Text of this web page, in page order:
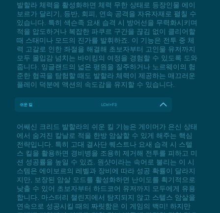
발할라 체력을 활성화하면 체력 무한 상태로 등장인물 에이
보르가 달리기, 등반, 회피, 연속 공격을 자유자재로 펼칠 수
있습니다. 특히 색슨족 요새 습격 시 방어선을 무력화시키며
적을 압도하거나 복잡한 파쿠르 구간을 끊김 없이 클리어할
때 스태미나 모드의 진가를 발휘하죠. 이 기능은 전투 중 체
력 고갈로 인한 좌절을 해결해 초보자부터 고인물 유저까지
모두 몰입감 넘치는 바이킹의 여정을 경험할 수 있도록 도와
줍니다. 잉글랜드의 넓은 평원을 질주하거나 노르웨이의 험
준한 협곡을 탐험할 때도 발할라 체력이 제공하는 매끄러운
플레이 덕분에 액션의 속도감을 유지할 수 있습니다.
쉬운 킬 LCtrl+F3
어쌔신 크리드 발할라의 쉬운 킬 기능은 게이머가 은신 상태
에서 숨겨진 칼날로 적을 한방 암살할 수 있게 해주는 핵심
전략입니다. 특히 고대 결사단 퀘스트나 요새 습격 시 스텔
스 킬을 활용하면 경비병을 조용히 제거해 전투를 피하고 미
션 성공률을 높일 수 있죠. 원샷이라는 속어로 불리는 이 시
스템은 에이보르의 레벨과 장비에 따라 성공 확률이 달라지
지만, 보장된 암살 모드를 활성화하면 난이도를 획기적으로
낮출 수 있어 초보자부터 하드코어 유저까지 모두에게 유용
합니다. 마스터리 챌린지에서 탐지되지 않고 스텔스 암살을
연속으로 성공시킬 때의 짜릿함은 이 게임의 백미! 하지만